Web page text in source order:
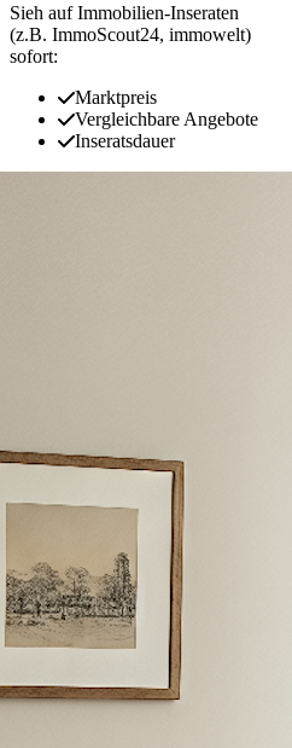
Sieh auf Immobilien‑Inseraten
(z.B. ImmoScout24, immowelt)
sofort:
Marktpreis
Vergleichbare Angebote
Inseratsdauer